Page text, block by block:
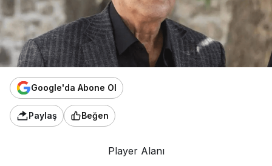
Google'da Abone Ol
Paylaş Beğen
Player Alanı